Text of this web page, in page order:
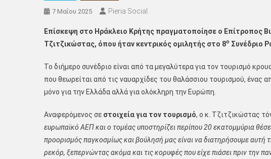
7 Μαΐου 2025 Pieria Social
Επίσκεψη στο Ηράκλειο Κρήτης πραγματοποίησε ο Επίτροπος
Τζιτζικώστας, όπου ήταν κεντρικός ομιλητής στο 8ο Συνέδριο
Το διήμερο συνέδριο είναι από τα μεγαλύτερα για τον τουρισμό
που θεωρείται από τις ναυαρχίδες του θαλάσσιου τουρισμού, ένας
μόνο για την Ελλάδα αλλά για ολόκληρη την Ευρώπη.
Αναφερόμενος σε στοιχεία για τον τουρισμό, ο κ. Τζιτζικώστας
ευρωπαϊκό ΑΕΠ και ο τομέας υποστηρίζει περίπου 20 εκατομμύρια
προορισμός παγκοσμίως και βούλησή μας είναι να διατηρήσουμε
ρεκόρ, ξεπερνώντας ακόμα και τις κορυφές που είχε πιάσει πριν την